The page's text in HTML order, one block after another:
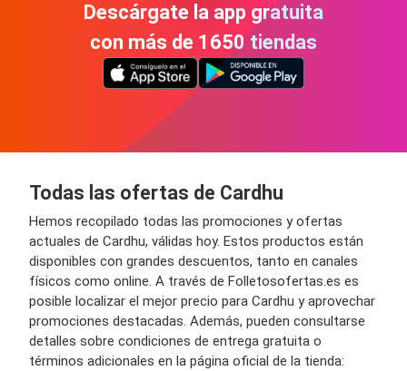
Descárgate la app gratuita
con más de 1650 tiendas
Todas las ofertas de Cardhu
Hemos recopilado todas las promociones y ofertas
actuales de Cardhu, válidas hoy. Estos productos están
disponibles con grandes descuentos, tanto en canales
físicos como online. A través de Folletosofertas.es es
posible localizar el mejor precio para Cardhu y aprovechar
promociones destacadas. Además, pueden consultarse
detalles sobre condiciones de entrega gratuita o
términos adicionales en la página oficial de la tienda: